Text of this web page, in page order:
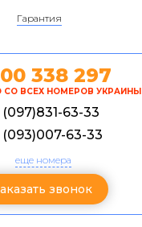
Гарантия
338 297
СО ВСЕХ НОМЕРОВ УКРАИНЫ
(097)831-63-33
(093)007-63-33
еще номера
звонок